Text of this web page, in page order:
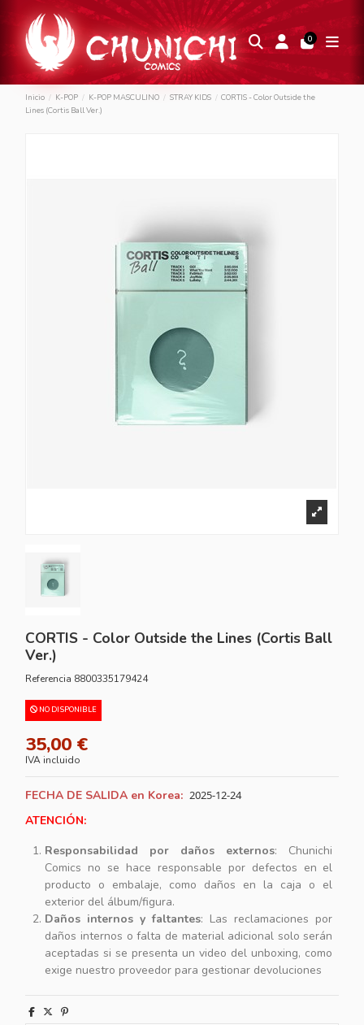
0
Inicio K-POP K-POP MASCULINO STRAY KIDS
CORTIS - Color Outside the
Lines (Cortis Ball Ver.)
CORTIS - Color Outside the Lines (Cortis Ball
Ver.)
Referencia 8800335179424
NO DISPONIBLE
35,00 €
IVA incluido
FECHA DE SALIDA en Korea: 2025-12-24
ATENCIÓN:
Responsabilidad por daños externos: Chunichi
Comics no se hace responsable por defectos en el
producto o embalaje, como daños en la caja o el
exterior del álbum/figura.
Daños internos y faltantes: Las reclamaciones por
daños internos o falta de material adicional solo serán
aceptadas si se presenta un video del unboxing, como
exige nuestro proveedor para gestionar devoluciones